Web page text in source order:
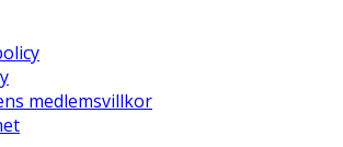
medlemsvillkor